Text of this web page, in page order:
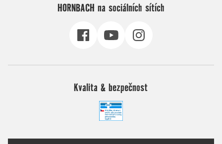
HORNBACH na sociálních sítích
Kvalita & bezpečnost